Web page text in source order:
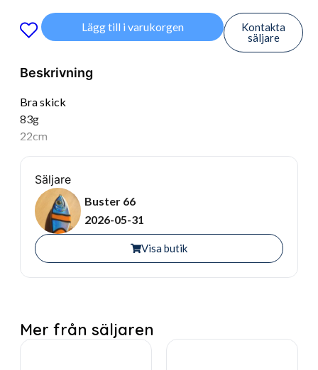
Lägg till i varukorgen
Kontakta
säljare
Beskrivning
Bra skick
83g
22cm
Säljare
Buster 66
2026-05-31
Visa butik
Mer från säljaren